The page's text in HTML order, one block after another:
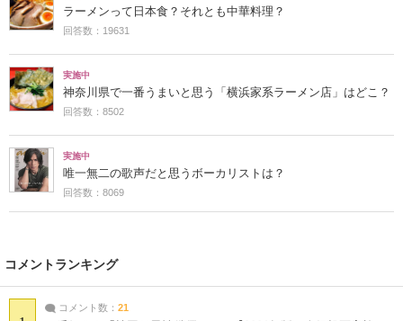
ラーメンって日本食？それとも中華料理？
回答数：19631
実施中
神奈川県で一番うまいと思う「横浜家系ラーメン店」はどこ？
回答数：8502
実施中
唯一無二の歌声だと思うボーカリストは？
回答数：8069
コメントランキング
コメント数： 21